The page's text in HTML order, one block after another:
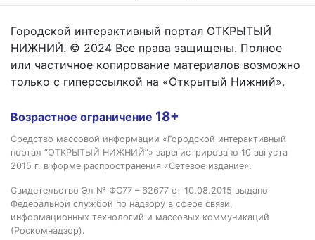
Городской интерактивный портал ОТКРЫТЫЙ
НИЖНИЙ. © 2024 Все права защищены. Полное
или частичное копирование материалов возможно
только с гиперссылкой на «Открытый Нижний».
Возрастное ограничение 18+
Средство массовой информации «Городской интерактивный
портал “ОТКРЫТЫЙ НИЖНИЙ”» зарегистрировано 10 августа
2015 г. в форме распространения «Сетевое издание».
Свидетельство Эл № ФС77 – 62677 от 10.08.2015 выдано
Федеральной службой по надзору в сфере связи,
информационных технологий и массовых коммуникаций
(Роскомнадзор).